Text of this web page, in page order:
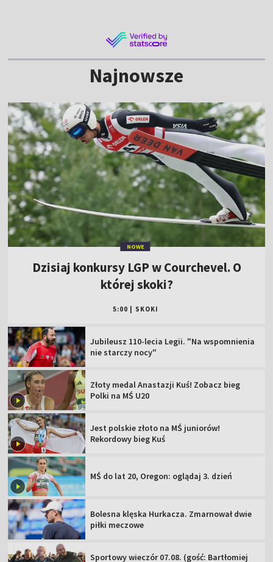
Najnowsze
NOWE
Dzisiaj konkursy LGP w Courchevel. O
której skoki?
5:00 SKOKI
Jubileusz 110-lecia Legii. "Na wspomnienia
nie starczy nocy"
Złoty medal Anastazji Kuś! Zobacz bieg
Polki na MŚ U20
Jest polskie złoto na MŚ juniorów!
Rekordowy bieg Kuś
MŚ do lat 20, Oregon: oglądaj 3. dzień
Bolesna klęska Hurkacza. Zmarnował dwie
piłki meczowe
Sportowy wieczór 07.08. (gość: Bartłomiej